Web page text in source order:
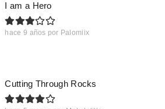
I am a Hero
hace 9 años por Palomiix
Cutting Through Rocks